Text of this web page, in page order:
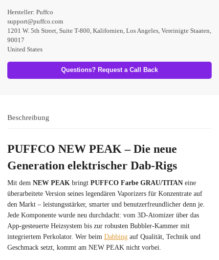
Hersteller: Puffco
support@puffco.com
1201 W. 5th Street, Suite T-800, Kalifornien, Los Angeles, Vereinigte Staaten,
90017
United States
Questions? Request a Call Back
Beschreibung
PUFFCO NEW PEAK – Die neue
Generation elektrischer Dab-Rigs
Mit dem NEW PEAK bringt PUFFCO Farbe GRAU/TITAN eine
überarbeitete Version seines legendären Vaporizers für Konzentrate auf
den Markt – leistungsstärker, smarter und benutzerfreundlicher denn je.
Jede Komponente wurde neu durchdacht: vom 3D-Atomizer über das
App-gesteuerte Heizsystem bis zur robusten Bubbler-Kammer mit
integriertem Perkolator. Wer beim Dabbing auf Qualität, Technik und
Geschmack setzt, kommt am NEW PEAK nicht vorbei.